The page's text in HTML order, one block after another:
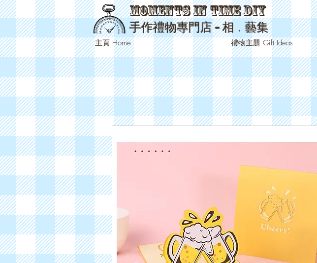
Moments in Time DIY
手作禮物專門店 -相 ﹒ 藝集
主頁 Home 禮物主題 Gift Ideas